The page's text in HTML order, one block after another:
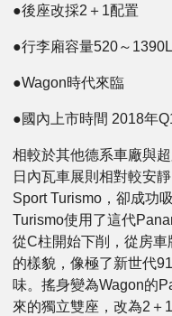
●後座改採2＋1配置
●行李廂容量520～1390L
●Wagon時代來臨
●國內上市時間 2018年
相較於其他德系車廠與
日內瓦車展則相對較安
Sport Turismo，卻成功
Turismo使用了這代
從C柱開始下削，從房
的樣貌，像極了新世代
味。搖身變為Wagon的
來的獨立雙座，改為2＋